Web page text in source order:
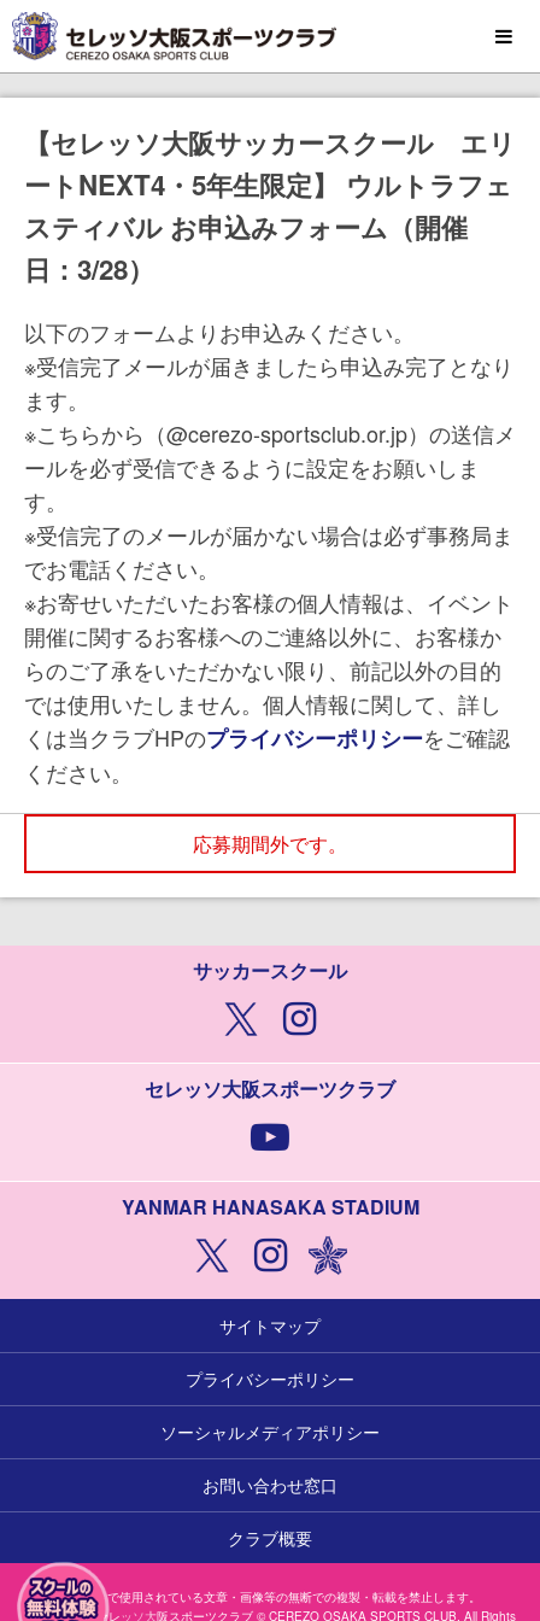
MENU
【セレッソ大阪サッカースクール エリ
ートNEXT4・5年生限定】 ウルトラフェ
スティバル お申込みフォーム（開催
日：3/28）
以下のフォームよりお申込みください。
※受信完了メールが届きましたら申込み完了となり
ます。
※こちらから（@cerezo-sportsclub.or.jp）の送信メ
ールを必ず受信できるように設定をお願いしま
す。
※受信完了のメールが届かない場合は必ず事務局ま
でお電話ください。
※お寄せいただいたお客様の個人情報は、イベント
開催に関するお客様へのご連絡以外に、お客様か
らのご了承をいただかない限り、前記以外の目的
では使用いたしません。個人情報に関して、詳し
くは当クラブHPのプライバシーポリシーをご確認
ください。
応募期間外です。
サッカースクール
セレッソ大阪スポーツクラブ
YANMAR HANASAKA STADIUM
サイトマップ
プライバシーポリシー
ソーシャルメディアポリシー
お問い合わせ窓口
クラブ概要
本サイトで使用されている文章・画像等の無断での複製・転載を禁止します。
一般社団法人セレッソ大阪スポーツクラブ © CEREZO OSAKA SPORTS CLUB. All Rights